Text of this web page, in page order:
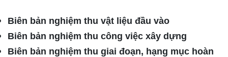
Biên bản nghiệm thu vật liệu đầu vào
Biên bản nghiệm thu công việc xây dựng
Biên bản nghiệm thu giai đoạn, hạng mục hoàn